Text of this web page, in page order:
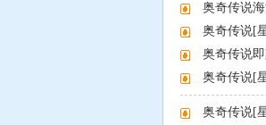
奥奇传说
奥奇传说[
奥奇传说
奥奇传说[
奥奇传说[